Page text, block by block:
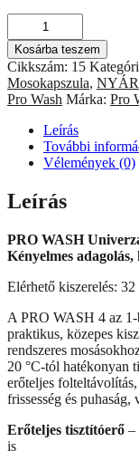
WASH
Univerzális
Mosókapszula
4
in
DOYPACK,
/
mosás
mennyiség
Kosárba teszem
Cikkszám: 15
Mosokapszula,
Pro Wash Márka: Pro
Leírás
További
Vélemények (0)
Leírás
PRO WASH
Kényelmes
Elérhető kiszerelés:
A PRO WASH 4 az
praktikus, közepes
rendszeres
20 °C-tól hatékonyan
erőteljes
frissesség és
Erőteljes tisztítóerő –
is